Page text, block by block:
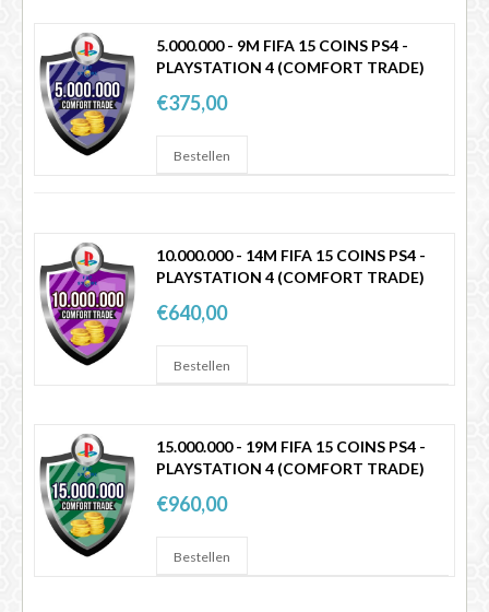
5.000.000 - 9M FIFA 15 COINS PS4 -
PLAYSTATION 4 (COMFORT TRADE)
€375,00
10.000.000 - 14M FIFA 15 COINS PS4 -
PLAYSTATION 4 (COMFORT TRADE)
€640,00
15.000.000 - 19M FIFA 15 COINS PS4 -
PLAYSTATION 4 (COMFORT TRADE)
€960,00